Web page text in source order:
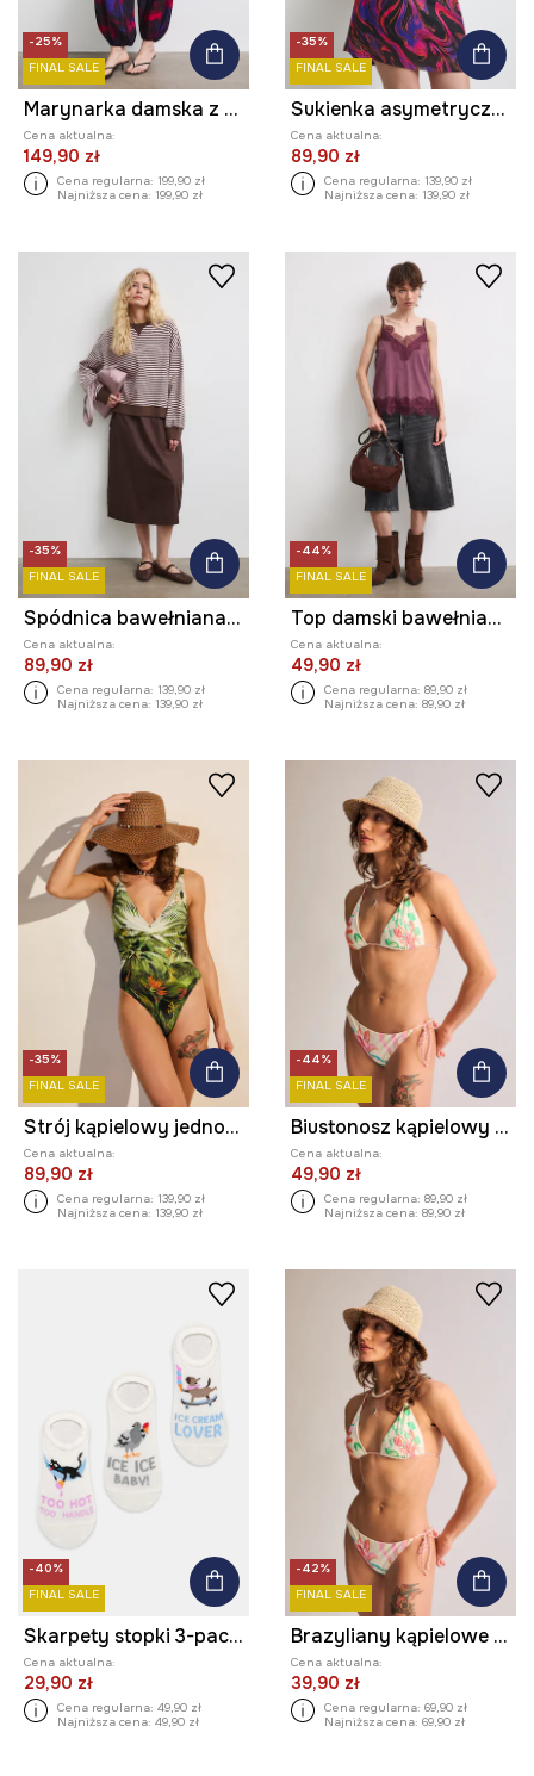
-25%
FINAL SALE
Marynarka damska z wiskozą
Cena aktualna:
149,90 zł
Cena regularna: 199,90 zł
Najniższa cena: 199,90 zł
-35%
FINAL SALE
Sukienka asymetryczna
Cena aktualna:
89,90 zł
Cena regularna: 139,90 zł
Najniższa cena: 139,90 zł
-35%
FINAL SALE
Spódnica bawełniana gładka
Cena aktualna:
89,90 zł
Cena regularna: 139,90 zł
Najniższa cena: 139,90 zł
-44%
FINAL SALE
Top damski bawełniany z koronkowymi wstawkami
Cena aktualna:
49,90 zł
Cena regularna: 89,90 zł
Najniższa cena: 89,90 zł
-35%
FINAL SALE
Strój kąpielowy jednoczęściowy damski z motywem roślinnym
Cena aktualna:
89,90 zł
Cena regularna: 139,90 zł
Najniższa cena: 139,90 zł
-44%
FINAL SALE
Biustonosz kąpielowy damski z haftem
Cena aktualna:
49,90 zł
Cena regularna: 89,90 zł
Najniższa cena: 89,90 zł
-40%
FINAL SALE
Skarpety stopki 3-pack damskie z bawełną
Cena aktualna:
29,90 zł
Cena regularna: 49,90 zł
Najniższa cena: 49,90 zł
-42%
FINAL SALE
Brazyliany kąpielowe damskie w kwiaty
Cena aktualna:
39,90 zł
Cena regularna: 69,90 zł
Najniższa cena: 69,90 zł